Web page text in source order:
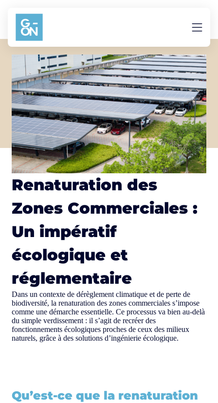
Aller au contenu
Renaturation des
Zones Commerciales :
Un impératif
écologique et
réglementaire
Dans un contexte de dérèglement climatique et de perte de
biodiversité, la renaturation des zones commerciales s’impose
comme une démarche essentielle. Ce processus va bien au-delà
du simple verdissement : il s’agit de recréer des
fonctionnements écologiques proches de ceux des milieux
naturels, grâce à des solutions d’ingénierie écologique.
Qu’est-ce que la renaturation